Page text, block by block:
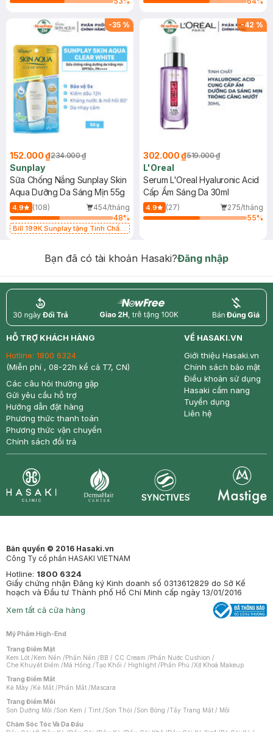
-35 %
152.000 ₫234.000 ₫
Sunplay
Sữa Chống Nắng Sunplay Skin
Aqua Dưỡng Da Sáng Mịn 55g
4.9 (108)
454/tháng
48%
Bill 199K Sunplay tặng Tinh Chất
-42 %
302.000 ₫519.000 ₫
L'Oreal
Serum L'Oreal Hyaluronic Acid
Cấp Ẩm Sáng Da 30ml
4.9 (27)
275/tháng
55%
Bạn đã có tài khoản Hasaki?Đăng nhập
return nowfree price
HỖ TRỢ KHÁCH HÀNG
Hotline: 1800 6324
(Miễn phí , 08-22h kể cả T7, CN)
Các câu hỏi thường gặp
Gửi yêu cầu hỗ trợ
Hướng dẫn đặt hàng
Phương thức thanh toán
Phương thức vận chuyển
Chính sách đổi trả
VỀ HASAKI.VN
Giới thiệu Hasaki.vn
Chính sách bảo mật
Điều khoản sử dụng
Hasaki cẩm nang
Tuyển dụng
Liên hệ
Bản quyền © 2016 Hasaki.vn
Công Ty cổ phần HASAKI VIETNAM
Hotline: 1800 6324
Giấy chứng nhận Đăng ký Kinh doanh số 0313612829 do Sở Kế
hoạch và Đầu tư Thành phố Hồ Chí Minh cấp ngày 13/01/2016
Xem tất cả cửa hàng
Mỹ Phẩm High-End
Trang Điểm Mặt
Kem Lót /Kem Nền /Phấn Nền /BB / CC Cream /Phấn Nước Cushion /
Che Khuyết Điểm /Má Hồng /Tạo Khối / Highlight /Phấn Phủ /Xịt Khoá Makeup
Trang Điểm Mắt
Kẻ Mày /Kẻ Mắt /Phấn Mắt /Mascara
Trang Điểm Môi
Son Dưỡng Môi /Son Kem / Tint /Son Thỏi /Son Bóng /Tẩy Trang Mắt / Môi
Chăm Sóc Tóc Và Da Đầu